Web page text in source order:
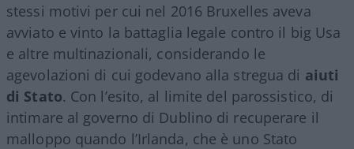
stessi motivi per cui nel 2016 Bruxelles aveva
avviato e vinto la battaglia legale contro il big Usa
e altre multinazionali, considerando le
agevolazioni di cui godevano alla stregua di aiuti
di Stato. Con l’esito, al limite del parossistico, di
intimare al governo di Dublino di recuperare il
malloppo quando l’Irlanda, che è uno Stato